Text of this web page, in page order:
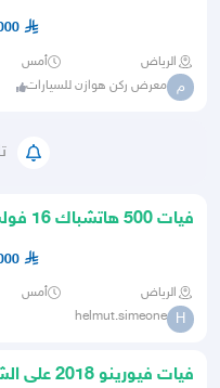
الرياض أمس
م معرض ركن هوازن للسيارات
الرياض أمس
H
helmut.simeone
فيات فيورينو 2018 على الشرط